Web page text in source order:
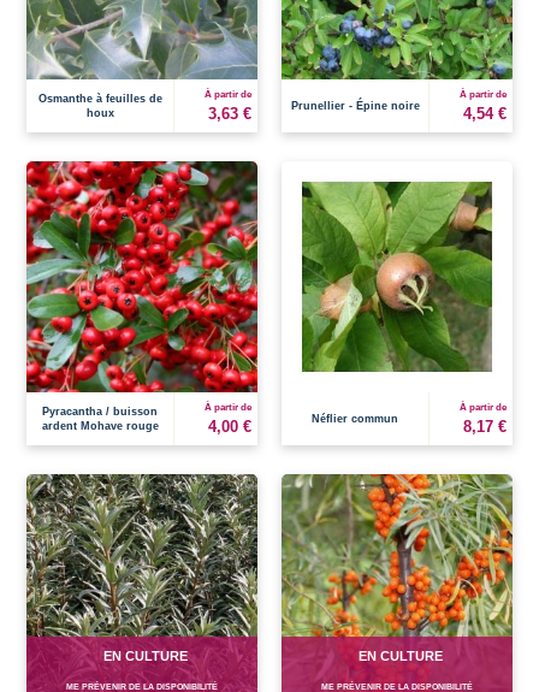
Osmanthe à feuilles de
houx
À partir de
3,63 € Prunellier - Épine noire
À partir de
4,54 €
Pyracantha / buisson
ardent Mohave rouge
À partir de
4,00 € Néflier commun
À partir de
8,17 €
EN CULTURE
ME PRÉVENIR DE LA DISPONIBILITÉ
EN CULTURE
ME PRÉVENIR DE LA DISPONIBILITÉ